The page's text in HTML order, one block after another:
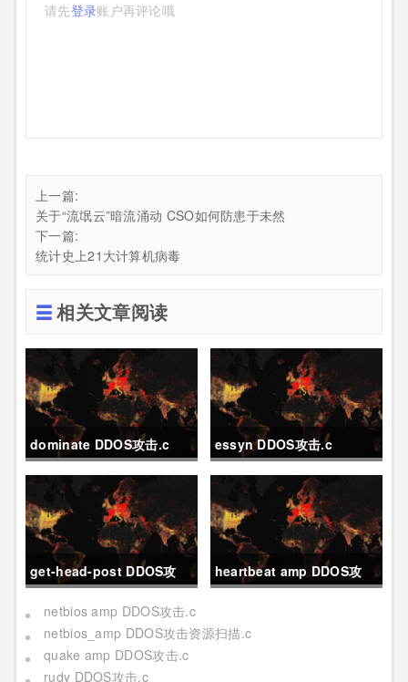
请先登录账户再评论哦
上一篇:
关于“流氓云”暗流涌动 CSO如何防患于未然
下一篇:
统计史上21大计算机病毒
相关文章阅读
dominate DDOS攻击.c essyn DDOS攻击.c
get-head-post DDOS攻
击.c
heartbeat amp DDOS攻
netbios amp DDOS攻击.c
netbios_amp DDOS攻击资源扫描.c
quake amp DDOS攻击.c
rudy DDOS攻击.c